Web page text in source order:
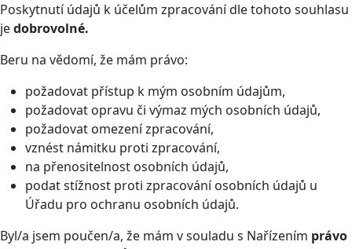
Poskytnutí údajů k účelům zpracování dle tohoto souhlasu
jedobrovolné.
Beru na vědomí, že mám právo:
požadovat přístup k mým osobním údajům,
požadovat opravu či výmaz mých osobních údajů,
požadovat omezení zpracování,
vznést námitku proti zpracování,
na přenositelnost osobních údajů,
podat stížnost proti zpracování osobních údajů u
Úřadu pro ochranu osobních údajů.
Byl/a jsem poučen/a, že mám v souladu s Nařízením právo